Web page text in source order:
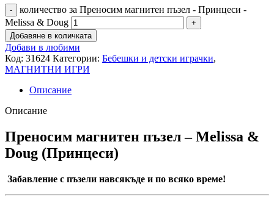
количество за Преносим магнитен пъзел - Принцеси -
Melissa & Doug
Добавяне в количката
Добави в любими
Код: 31624 Категории: Бебешки и детски играчки,
МАГНИТНИ ИГРИ
Описание
Описание
Преносим магнитен пъзел – Melissa &
Doug (Принцеси)
Забавление с пъзели навсякъде и по всяко време!